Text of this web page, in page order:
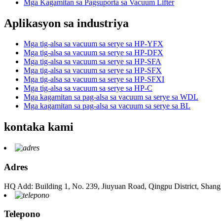
Mga Kagamitan sa Pagsuporta sa Vacuum Lifter
Aplikasyon sa industriya
Mga tig-alsa sa vacuum sa serye sa HP-YFX
Mga tig-alsa sa vacuum sa serye sa HP-DFX
Mga tig-alsa sa vacuum sa serye sa HP-SFA
Mga tig-alsa sa vacuum sa serye sa HP-SFX
Mga tig-alsa sa vacuum sa serye sa HP-SFXI
Mga tig-alsa sa vacuum sa serye sa HP-C
Mga kagamitan sa pag-alsa sa vacuum sa serye sa WDL
Mga kagamitan sa pag-alsa sa vacuum sa serye sa BL
kontaka kami
Adres
HQ Add: Building 1, No. 239, Jiuyuan Road, Qingpu District,
Telepono